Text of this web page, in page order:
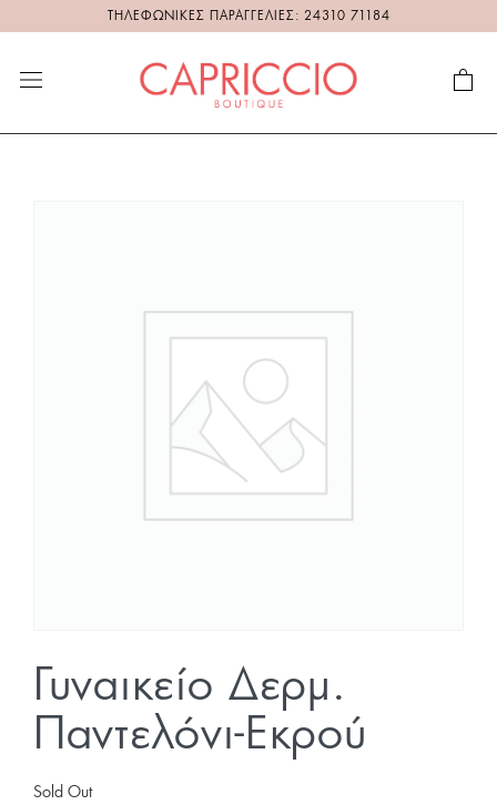
ΤΗΛΕΦΩΝΙΚΕΣ ΠΑΡΑΓΓΕΛΙΕΣ: 24310 71184
Γυναικείο Δερμ.
Παντελόνι-Εκρού
Sold Out